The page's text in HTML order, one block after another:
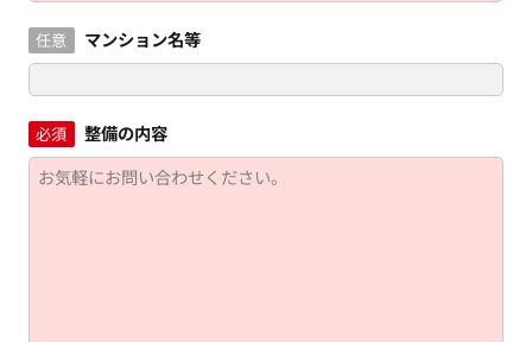
マンション名等
任意
整備の内容
必須